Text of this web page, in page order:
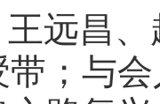
远昌
；与